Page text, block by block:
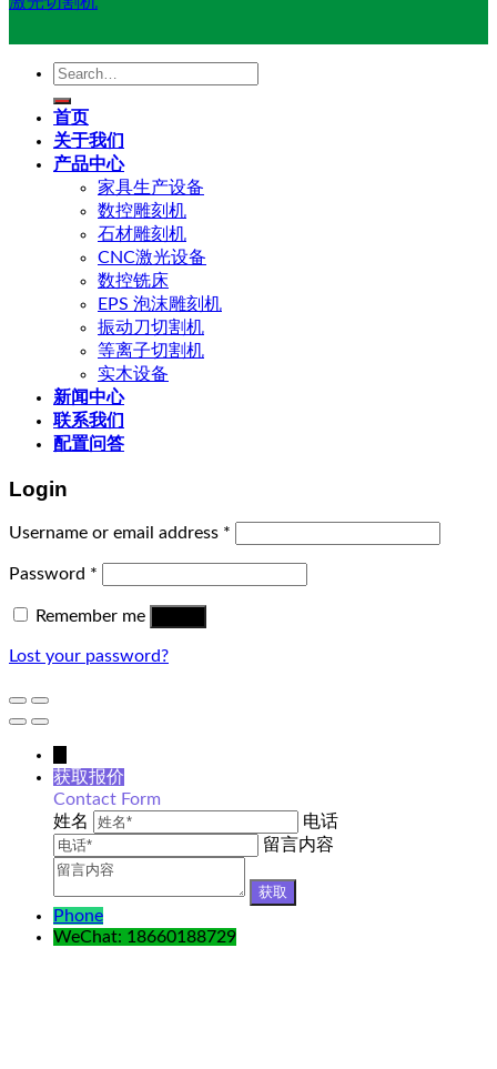
Search
首页
关于我们
产品中心
家具生产设备
数控雕刻机
石材雕刻机
CNC激光设备
数控铣床
EPS 泡沫雕刻机
振动刀切割机
等离子切割机
实木设备
新闻中心
联系我们
配置问答
Login
Username or email address *
Password *
Remember me
Lost your password?
获取报价
Contact Form
姓名
电话
留言内容
Phone
WeChat: 18660188729